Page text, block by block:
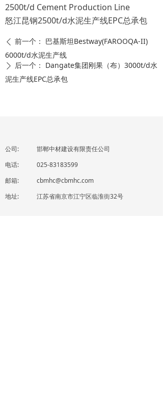
2500t/d Cement Production Line
怒江昆钢2500t/d水泥生产线EPC总承包
ꄴ 前一个： 巴基斯坦Bestway(FAROOQA-II)
6000t/d水泥生产线
ꄲ 后一个： Dangate集团刚果（布）3000t/d水
泥生产线EPC总承包
公司:
邯郸中材建设有限责任公司
电话:
025-83183599
邮箱:
cbmhc@cbmhc.com
地址:
江苏省南京市江宁区临淮街32号